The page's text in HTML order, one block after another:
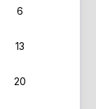
6
13
20